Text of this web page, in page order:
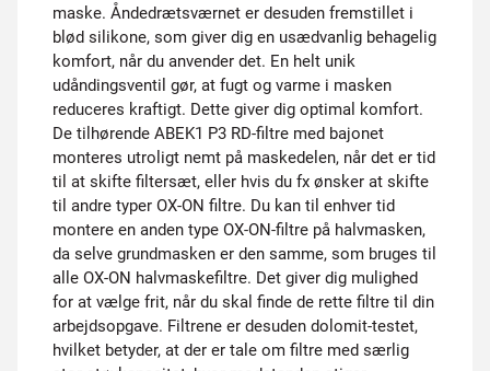
maske. Åndedrætsværnet er desuden fremstillet i
blød silikone, som giver dig en usædvanlig behagelig
komfort, når du anvender det. En helt unik
udåndingsventil gør, at fugt og varme i masken
reduceres kraftigt. Dette giver dig optimal komfort.
De tilhørende ABEK1 P3 RD-filtre med bajonet
monteres utroligt nemt på maskedelen, når det er tid
til at skifte filtersæt, eller hvis du fx ønsker at skifte
til andre typer OX-ON filtre. Du kan til enhver tid
montere en anden type OX-ON-filtre på halvmasken,
da selve grundmasken er den samme, som bruges til
alle OX-ON halvmaskefiltre. Det giver dig mulighed
for at vælge frit, når du skal finde de rette filtre til din
arbejdsopgave. Filtrene er desuden dolomit-testet,
hvilket betyder, at der er tale om filtre med særlig